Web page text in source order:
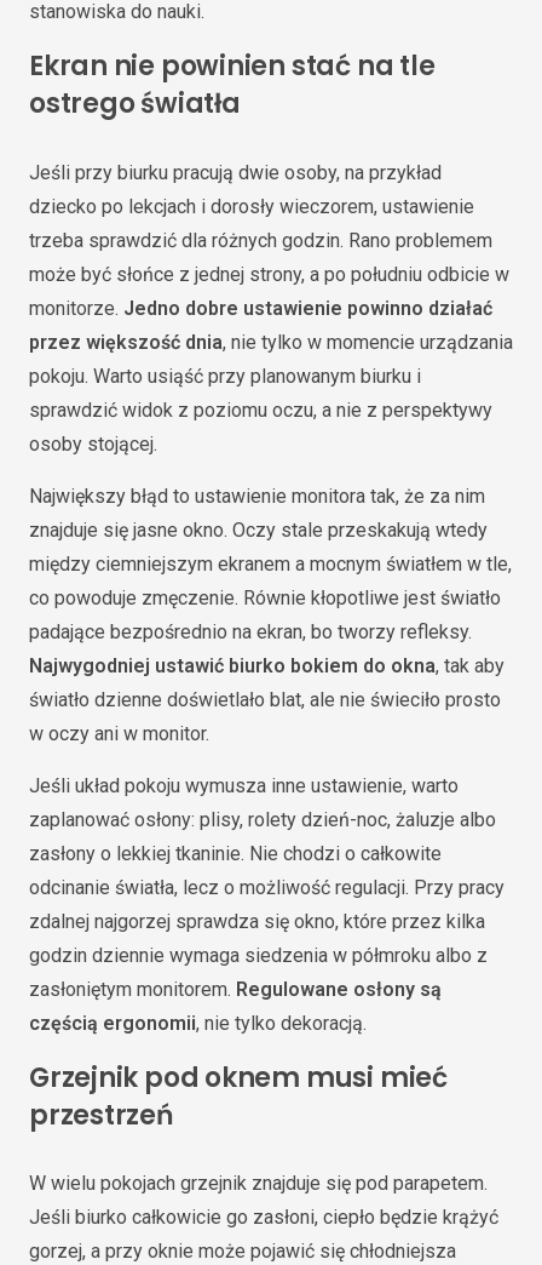
stanowiska do nauki.
Ekran nie powinien stać na tle
ostrego światła
Jeśli przy biurku pracują dwie osoby, na przykład
dziecko po lekcjach i dorosły wieczorem, ustawienie
trzeba sprawdzić dla różnych godzin. Rano problemem
może być słońce z jednej strony, a po południu odbicie w
monitorze. Jedno dobre ustawienie powinno działać
przez większość dnia, nie tylko w momencie urządzania
pokoju. Warto usiąść przy planowanym biurku i
sprawdzić widok z poziomu oczu, a nie z perspektywy
osoby stojącej.
Największy błąd to ustawienie monitora tak, że za nim
znajduje się jasne okno. Oczy stale przeskakują wtedy
między ciemniejszym ekranem a mocnym światłem w tle,
co powoduje zmęczenie. Równie kłopotliwe jest światło
padające bezpośrednio na ekran, bo tworzy refleksy.
Najwygodniej ustawić biurko bokiem do okna, tak aby
światło dzienne doświetlało blat, ale nie świeciło prosto
w oczy ani w monitor.
Jeśli układ pokoju wymusza inne ustawienie, warto
zaplanować osłony: plisy, rolety dzień-noc, żaluzje albo
zasłony o lekkiej tkaninie. Nie chodzi o całkowite
odcinanie światła, lecz o możliwość regulacji. Przy pracy
zdalnej najgorzej sprawdza się okno, które przez kilka
godzin dziennie wymaga siedzenia w półmroku albo z
zasłoniętym monitorem. Regulowane osłony są
częścią ergonomii, nie tylko dekoracją.
Grzejnik pod oknem musi mieć
przestrzeń
W wielu pokojach grzejnik znajduje się pod parapetem.
Jeśli biurko całkowicie go zasłoni, ciepło będzie krążyć
gorzej, a przy oknie może pojawić się chłodniejsza